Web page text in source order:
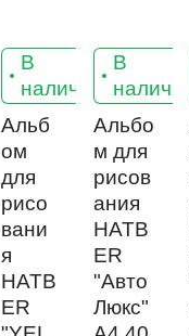
16
В
наличии
Альб
ом
для
рисо
вани
я
HATB
ER
В
наличии
Альбо
м для
рисов
ания
HATB
ER
"Авто
Люкс"